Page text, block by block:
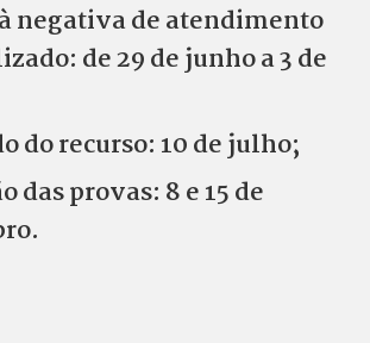
negativa de atendimento
de 29 de junho a 3 de
do recurso: 10 de julho;
das provas: 8 e 15 de